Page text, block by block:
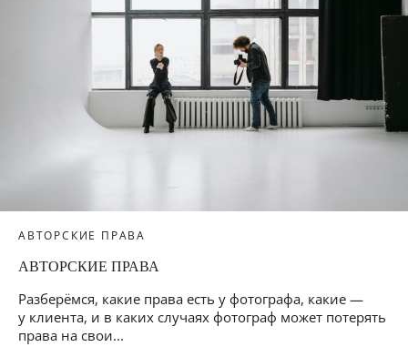
АВТОРСКИЕ ПРАВА
АВТОРСКИЕ ПРАВА
Разберёмся, какие права есть у фотографа, какие —
у клиента, и в каких случаях фотограф может потерять
права на свои...